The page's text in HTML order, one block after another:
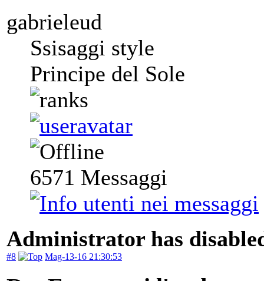
gabrieleud
Ssisaggi style
Principe del Sole
6571 Messaggi
Administrator has
#8 Mag-13-16 21:30:53